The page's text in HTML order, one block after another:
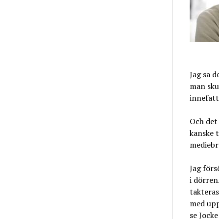
Jag sa
man
Och
kanske
Jag
i
med
se